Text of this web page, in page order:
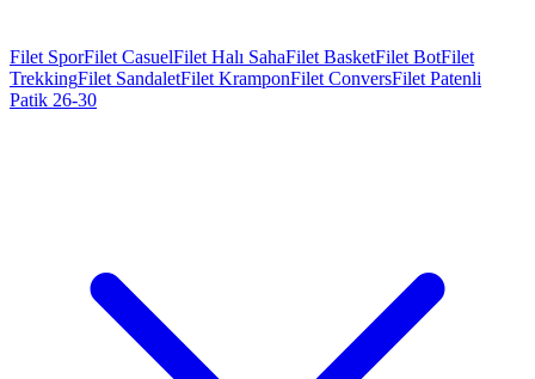
Filet SporFilet CasuelFilet Halı SahaFilet BasketFilet BotFilet
TrekkingFilet SandaletFilet KramponFilet ConversFilet Patenli
Patik 26-30